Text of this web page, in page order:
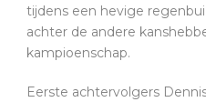
tijdens een hevige
achter de andere
kampioenschap.
Eerste achtervolgers